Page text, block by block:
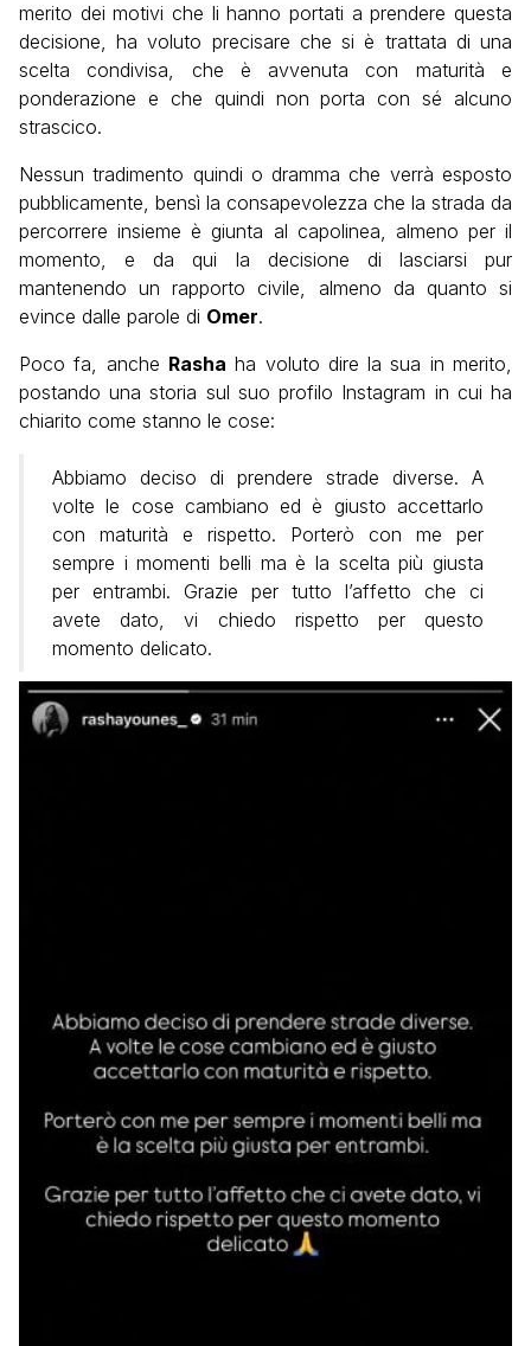
merito dei motivi che li hanno portati a prendere questa
decisione, ha voluto precisare che si è trattata di una
scelta condivisa, che è avvenuta con maturità e
ponderazione e che quindi non porta con sé alcuno
strascico.
Nessun tradimento quindi o dramma che verrà esposto
pubblicamente, bensì la consapevolezza che la strada da
percorrere insieme è giunta al capolinea, almeno per il
momento, e da qui la decisione di lasciarsi pur
mantenendo un rapporto civile, almeno da quanto si
evince dalle parole di Omer.
Poco fa, anche Rasha ha voluto dire la sua in merito,
postando una storia sul suo profilo Instagram in cui ha
chiarito come stanno le cose:
Abbiamo deciso di prendere strade diverse. A
volte le cose cambiano ed è giusto accettarlo
con maturità e rispetto. Porterò con me per
sempre i momenti belli ma è la scelta più giusta
per entrambi. Grazie per tutto l’affetto che ci
avete dato, vi chiedo rispetto per questo
momento delicato.